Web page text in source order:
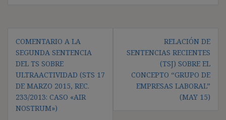
de
entradas
COMENTARIO A LA
SEGUNDA SENTENCIA
DEL TS SOBRE
ULTRAACTIVIDAD (STS 17
DE MARZO 2015, REC.
233/2013: CASO «AIR
NOSTRUM»)
RELACIÓN DE
SENTENCIAS RECIENTES
(TSJ) SOBRE EL
CONCEPTO “GRUPO DE
EMPRESAS LABORAL”
(MAY 15)